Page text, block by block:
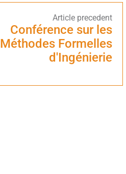
Conférence sur les
Méthodes Formelles
d'Ingénierie